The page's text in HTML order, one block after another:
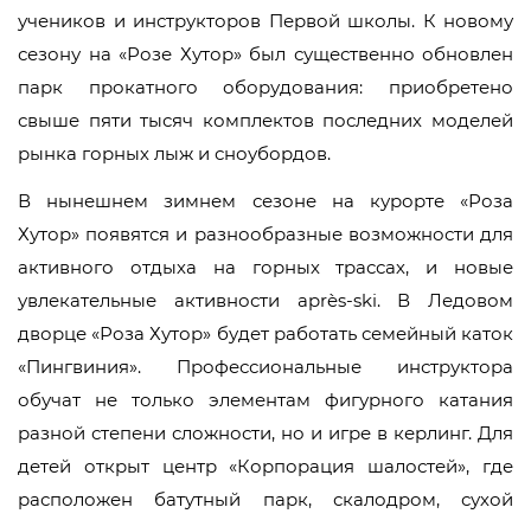
учеников и инструкторов Первой школы. К новому
сезону на «Розе Хутор» был существенно обновлен
парк прокатного оборудования: приобретено
свыше пяти тысяч комплектов последних моделей
рынка горных лыж и сноубордов.
В нынешнем зимнем сезоне на курорте «Роза
Хутор» появятся и разнообразные возможности для
активного отдыха на горных трассах, и новые
увлекательные активности аprès-ski. В Ледовом
дворце «Роза Хутор» будет работать семейный каток
«Пингвиния».
Профессиональные инструктора
обучат не только элементам фигурного катания
разной степени сложности, но и игре в керлинг. Для
детей открыт центр «Корпорация шалостей», где
расположен батутный парк, скалодром, сухой